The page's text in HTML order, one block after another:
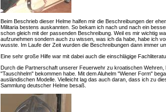
Beim Beschrieb dieser Helme halfen mir die Beschreibungen der
Militaria bestens auskannten. So bekam ich nach und nach ein
schon gleich mit der passenden Beschreibung. Weil es mir wichtig
aufzunehmen sondern auch zu wissen, was ich da habe, habe ich
wusste. Im Laufe der Zeit wurden die Beschreibungen dann immer
Eine sehr große Hilfe war mit dabei auch die einschlägige
Durch die Partnerschaft unserer Feuerwehr zu kroatischen
"Tauschhelm" bekommen habe. Mit dem Aluhelm "Wiener Form"
ausländischen Modelle. Vielleicht lag das auch daran, dass ich zu
Sammlung deutscher Helme besaß.